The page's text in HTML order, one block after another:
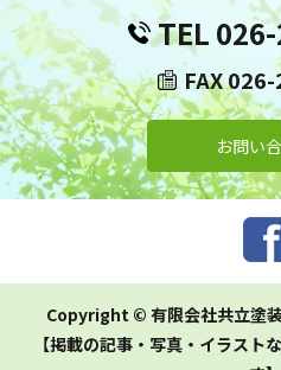
TEL
FAX
お問い
Copyright © 有限会社共立塗
【掲載の記事・写真・イラスト